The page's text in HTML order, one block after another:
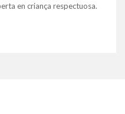
en criança respectuosa.